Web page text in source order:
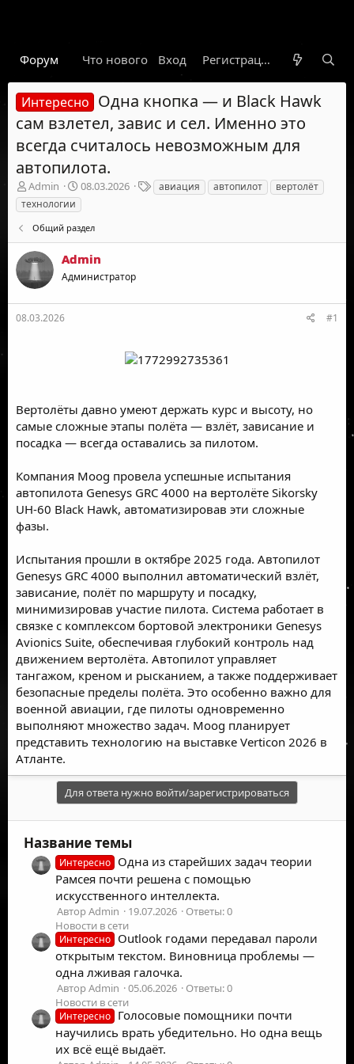
Форум Что нового Гарант Новости
Вход Регистрация
Интересно Одна кнопка — и Black Hawk
сам взлетел, завис и сел. Именно это
всегда считалось невозможным для
автопилота.
А
в
т
о
р
т
е
м
Admin
Д
а
т
а
н
а
а
08.03.2026
Т
е
авиация автопилот
вертолёт
технологии
Общий раздел
Admin
Администратор
08.03.2026 #1
Вертолёты давно умеют держать курс и высоту, но
самые сложные этапы полёта — взлёт, зависание и
посадка — всегда оставались за пилотом.
Компания Moog провела успешные испытания
автопилота Genesys GRC 4000 на вертолёте Sikorsky
UH-60 Black Hawk, автоматизировав эти сложные
фазы.
Испытания прошли в октябре 2025 года. Автопилот
Genesys GRC 4000 выполнил автоматический взлёт,
зависание, полёт по маршруту и посадку,
минимизировав участие пилота. Система работает в
связке с комплексом бортовой электроники Genesys
Avionics Suite, обеспечивая глубокий контроль над
движением вертолёта. Автопилот управляет
тангажом, креном и рысканием, а также поддерживает
безопасные пределы полёта. Это особенно важно для
военной авиации, где пилоты одновременно
выполняют множество задач. Moog планирует
представить технологию на выставке Verticon 2026 в
Атланте.
Для ответа нужно войти/зарегистрироваться
Название темы
Интересно Одна из старейших задач теории
Рамсея почти решена с помощью
искусственного интеллекта.
Автор Admin 19.07.2026
Ответы: 0
Новости в сети
Интересно Outlook годами передавал пароли
открытым текстом. Виновница проблемы —
одна лживая галочка.
Автор Admin 05.06.2026
Ответы: 0
Новости в сети
Интересно Голосовые помощники почти
научились врать убедительно. Но одна вещь
их всё ещё выдаёт.